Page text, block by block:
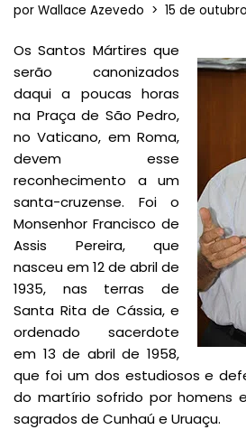
por Wallace Azevedo 15 de
Os Santos Mártires que
serão canonizados
daqui a poucas horas
na Praça de São Pedro,
no Vaticano, em Roma,
devem esse
reconhecimento a um
santa-cruzense. Foi o
Monsenhor Francisco de
Assis Pereira, que
nasceu em 12 de abril de
1935, nas terras de
Santa Rita de Cássia, e
ordenado sacerdote
em 13 de abril de 1958,
que foi um dos estudiosos e
do martírio sofrido por homens
sagrados de Cunhaú e Uruaçu.